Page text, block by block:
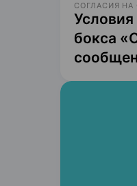
СОГЛАСИЯ НА
бокса